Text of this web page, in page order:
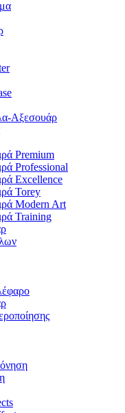
Αξεσουάρ
Premium
Professional
Excellence
Torey
Modern Art
Training